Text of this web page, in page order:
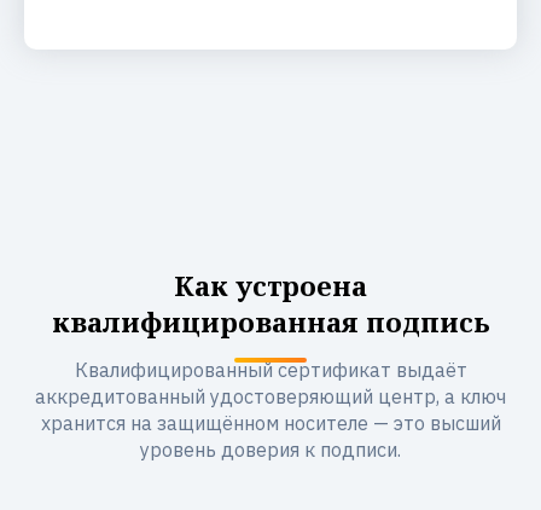
Как устроена
квалифицированная подпись
Квалифицированный сертификат выдаёт
аккредитованный удостоверяющий центр, а ключ
хранится на защищённом носителе — это высший
уровень доверия к подписи.